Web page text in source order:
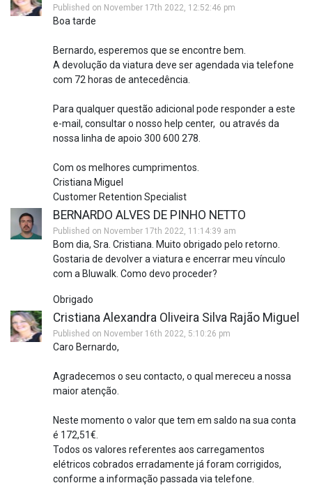
Published on November 17th 2022, 12:52:46 pm
Boa tarde
Bernardo, esperemos que se encontre bem.
A devolução da viatura deve ser agendada via telefone
com 72 horas de antecedência.
Para qualquer questão adicional pode responder a este
e-mail, consultar o nosso help center, ou através da
nossa linha de apoio 300 600 278.
Com os melhores cumprimentos.
Cristiana Miguel
Customer Retention Specialist
BERNARDO ALVES DE PINHO NETTO
Published on November 17th 2022, 11:14:39 am
Bom dia, Sra. Cristiana. Muito obrigado pelo retorno.
Gostaria de devolver a viatura e encerrar meu vínculo
com a Bluwalk. Como devo proceder?
Obrigado
Cristiana Alexandra Oliveira Silva Rajão Miguel
Published on November 16th 2022, 5:10:26 pm
Caro Bernardo,
Agradecemos o seu contacto, o qual mereceu a nossa
maior atenção.
Neste momento o valor que tem em saldo na sua conta
é 172,51€.
Todos os valores referentes aos carregamentos
elétricos cobrados erradamente já foram corrigidos,
conforme a informação passada via telefone.